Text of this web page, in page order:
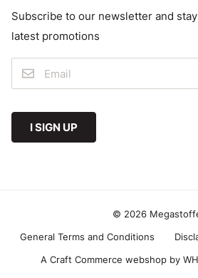
Subscribe to our newsletter and
latest promotions
I SIGN UP
© 2026
A Craft Commerce webshop by
General Terms and Conditions